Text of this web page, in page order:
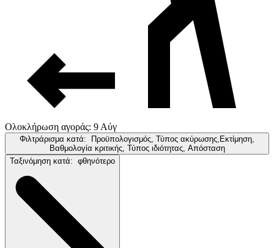
Ολοκλήρωση αγοράς: 9 Αύγ
Φιλτράρισμα κατά:
Προϋπολογισμός, Τύπος ακύρωσης,Εκτίμηση,
Βαθμολογία κριτικής, Τύπος ιδιότητας, Απόσταση
Ταξινόμηση κατά: φθηνότερο